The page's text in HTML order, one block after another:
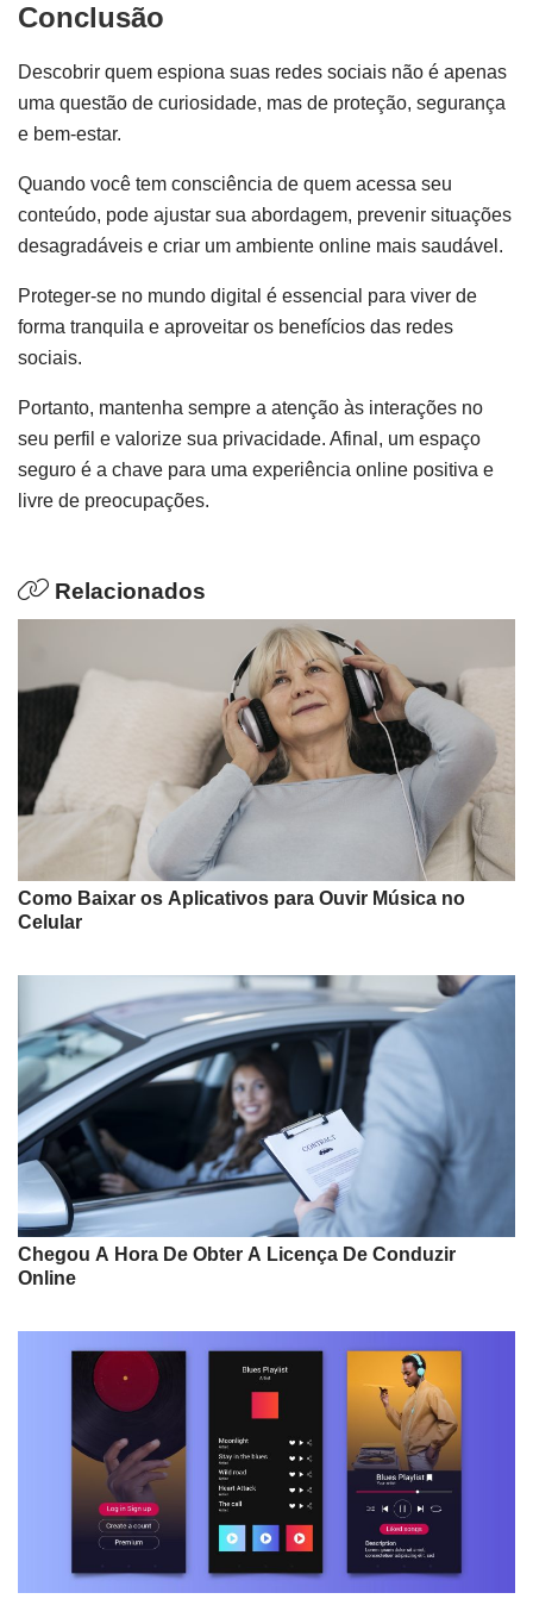
Conclusão
Descobrir quem espiona suas redes sociais não é apenas
uma questão de curiosidade, mas de proteção, segurança
e bem-estar.
Quando você tem consciência de quem acessa seu
conteúdo, pode ajustar sua abordagem, prevenir situações
desagradáveis e criar um ambiente online mais saudável.
Proteger-se no mundo digital é essencial para viver de
forma tranquila e aproveitar os benefícios das redes
sociais.
Portanto, mantenha sempre a atenção às interações no
seu perfil e valorize sua privacidade. Afinal, um espaço
seguro é a chave para uma experiência online positiva e
livre de preocupações.
Relacionados
Como Baixar os Aplicativos para Ouvir Música no
Celular
Chegou A Hora De Obter A Licença De Conduzir
Online